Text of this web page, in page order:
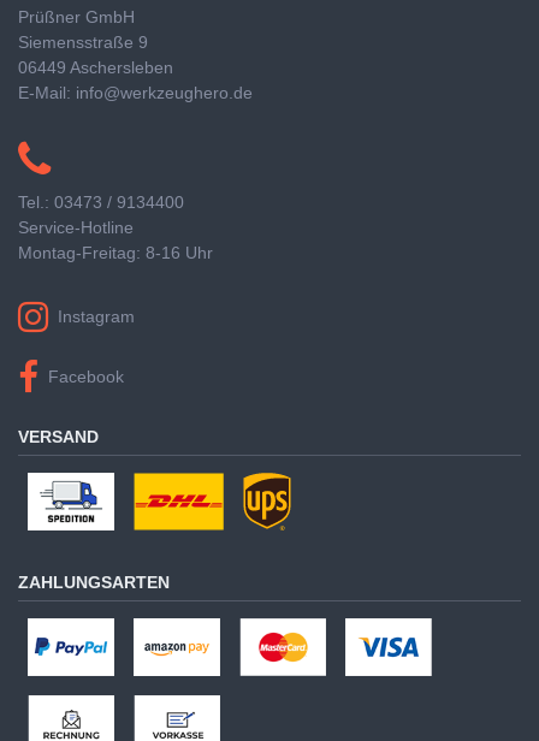
Prüßner GmbH
Siemensstraße 9
06449 Aschersleben
E-Mail: info@werkzeughero.de
Tel.: 03473 / 9134400
Service-Hotline
Montag-Freitag: 8-16 Uhr
Instagram
Facebook
VERSAND
ZAHLUNGSARTEN